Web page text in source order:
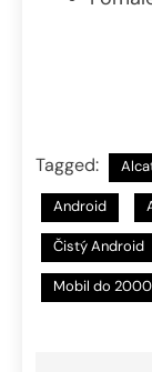
Tagged:
Android
Čistý Android
Mobil do